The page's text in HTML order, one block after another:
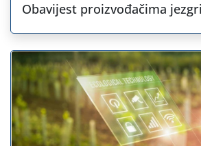
Obavijest proizvođačima